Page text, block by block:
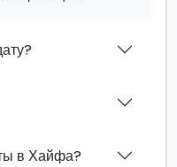
в Хайфа?